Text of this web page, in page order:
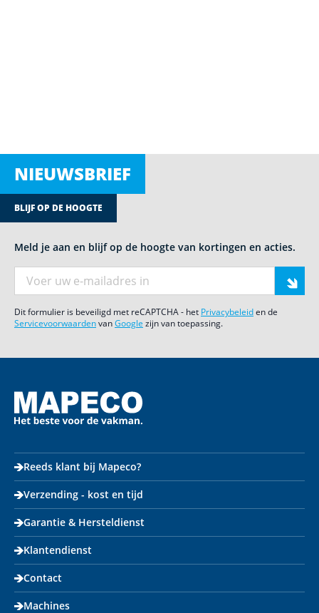
NIEUWSBRIEF
BLIJF OP DE HOOGTE
Meld je aan en blijf op de hoogte van kortingen en acties.
Dit formulier is beveiligd met reCAPTCHA - het Privacybeleiden de
ServicevoorwaardenvanGoogle zijn van toepassing.
Reeds klant bij Mapeco?
Verzending - kost en tijd
Garantie & Hersteldienst
Klantendienst
Contact
Machines